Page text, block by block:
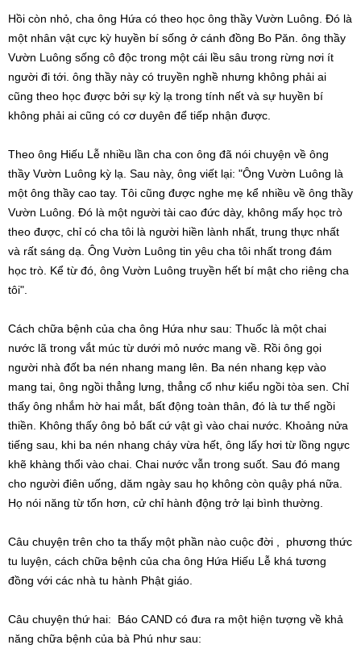
Hồi còn nhỏ, cha ông Hứa có theo học ông thầy Vườn Luông. Đó là
một nhân vật cực kỳ huyền bí sống ở cánh đồng Bo Păn. ông thầy
Vườn Luông sống cô độc trong một cái lều sâu trong rừng nơi ít
người đi tới. ông thầy này có truyền nghề nhưng không phải ai
cũng theo học được bởi sự kỳ lạ trong tính nết và sự huyền bí
không phải ai cũng có cơ duyên để tiếp nhận được.
Theo ông Hiếu Lễ nhiều lần cha con ông đã nói chuyện về ông
thầy Vườn Luông kỳ lạ. Sau này, ông viết lại: "Ông Vườn Luông là
một ông thầy cao tay. Tôi cũng được nghe mẹ kể nhiều về ông thầy
Vườn Luông. Đó là một người tài cao đức dày, không mấy học trò
theo được, chỉ có cha tôi là người hiền lành nhất, trung thực nhất
và rất sáng dạ. Ông Vườn Luông tin yêu cha tôi nhất trong đám
học trò. Kể từ đó, ông Vườn Luông truyền hết bí mật cho riêng cha
tôi".
Cách chữa bệnh của cha ông Hứa như sau: Thuốc là một chai
nước lã trong vắt múc từ dưới mỏ nước mang về. Rồi ông gọi
người nhà đốt ba nén nhang mang lên. Ba nén nhang kẹp vào
mang tai, ông ngồi thẳng lưng, thẳng cổ như kiểu ngồi tòa sen. Chỉ
thấy ông nhắm hờ hai mắt, bất động toàn thân, đó là tư thế ngồi
thiền. Không thấy ông bỏ bất cứ vật gì vào chai nước. Khoảng nửa
tiếng sau, khi ba nén nhang cháy vừa hết, ông lấy hơi từ lồng ngực
khẽ khàng thổi vào chai. Chai nước vẫn trong suốt. Sau đó mang
cho người điên uống, dăm ngày sau họ không còn quậy phá nữa.
Họ nói năng từ tốn hơn, cử chỉ hành động trở lại bình thường.
Câu chuyện trên cho ta thấy một phần nào cuộc đời , phương thức
tu luyện, cách chữa bệnh của cha ông Hứa Hiếu Lễ khá tương
đồng với các nhà tu hành Phật giáo.
Câu chuyện thứ hai: Báo CAND có đưa ra một hiện tượng về khả
năng chữa bệnh của bà Phú như sau: